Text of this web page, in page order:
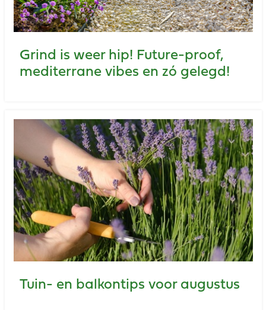
Grind is weer hip! Future-proof,
mediterrane vibes en zó gelegd!
Tuin- en balkontips voor augustus